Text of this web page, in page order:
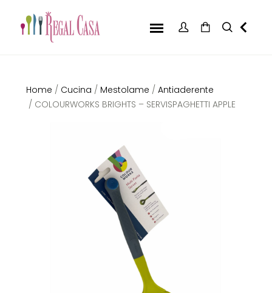
Home / Cucina / Mestolame / Antiaderente
/ COLOURWORKS BRIGHTS – SERVISPAGHETTI APPLE